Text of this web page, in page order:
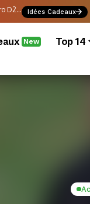
D2... Idées Cadeaux
New Top 14